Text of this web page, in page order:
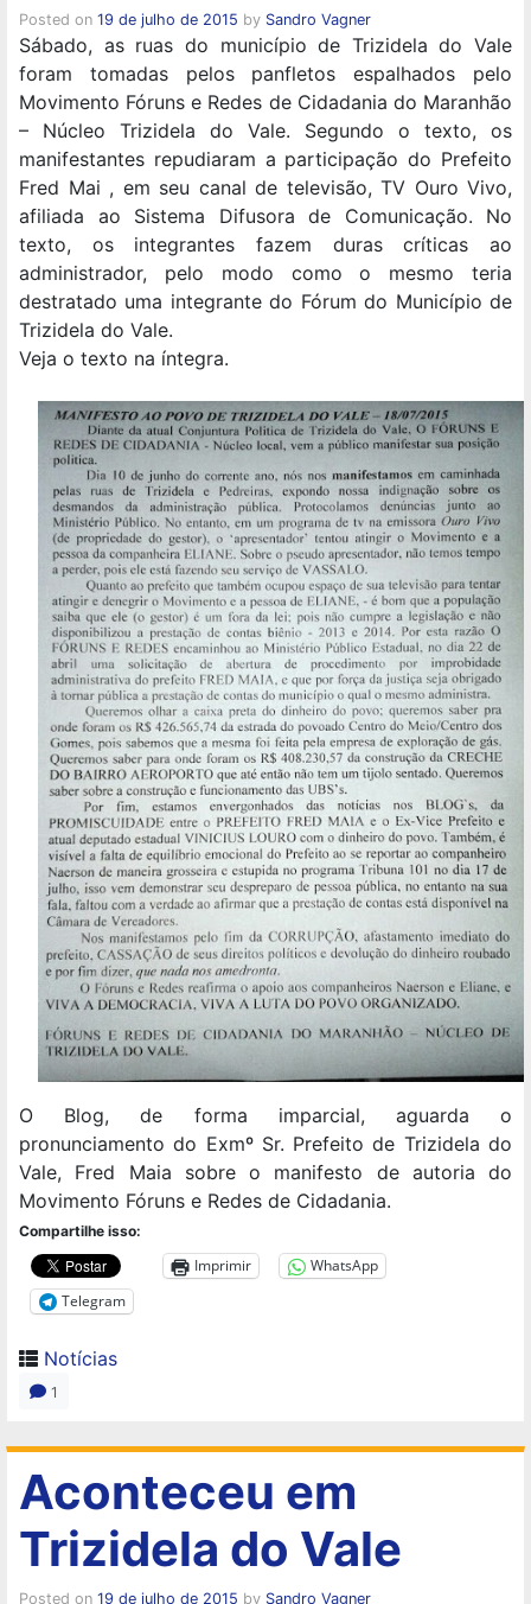
Posted on 19 de julho de 2015 by Sandro Vagner
Sábado, as ruas do município de Trizidela do Vale
foram tomadas pelos panfletos espalhados pelo
Movimento Fóruns e Redes de Cidadania do Maranhão
– Núcleo Trizidela do Vale. Segundo o texto, os
manifestantes repudiaram a participação do Prefeito
Fred Mai , em seu canal de televisão, TV Ouro Vivo,
afiliada ao Sistema Difusora de Comunicação. No
texto, os integrantes fazem duras críticas ao
administrador, pelo modo como o mesmo teria
destratado uma integrante do Fórum do Município de
Trizidela do Vale.
Veja o texto na íntegra.
O Blog, de forma imparcial, aguarda o
pronunciamento do Exmº Sr. Prefeito de Trizidela do
Vale, Fred Maia sobre o manifesto de autoria do
Movimento Fóruns e Redes de Cidadania.
Compartilhe isso:
Imprimir
WhatsApp
Telegram
Notícias
1
Aconteceu em
Trizidela do Vale
Posted on 19 de julho de 2015 by Sandro Vagner